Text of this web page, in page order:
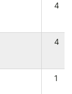
4
4
1